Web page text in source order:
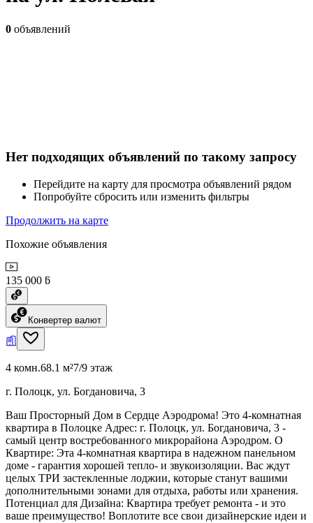
0 объявлений
Нет подходящих объявлений по такому запросу
Перейдите на карту для просмотра объявлений рядом
Попробуйте сбросить или изменить фильтры
Продолжить на карте
Похожие объявления
135 000 ƃ
Конвертер валют
4 комн.68.1 м²7/9 этаж
г. Полоцк, ул. Богдановича, 3
Ваш Просторный Дом в Сердце Аэродрома! Это 4-комнатная
квартира в Полоцке Адрес: г. Полоцк, ул. Богдановича, 3 -
самый центр востребованного микрорайона Аэродром. О
Квартире: Эта 4-комнатная квартира в надежном панельном
доме - гарантия хорошей тепло- и звукоизоляции. Вас ждут
целых ТРИ застекленные лоджии, которые станут вашими
дополнительными зонами для отдыха, работы или хранения.
Потенциал для Дизайна: Квартира требует ремонта - и это
ваше преимущество! Воплотите все свои дизайнерские идеи и